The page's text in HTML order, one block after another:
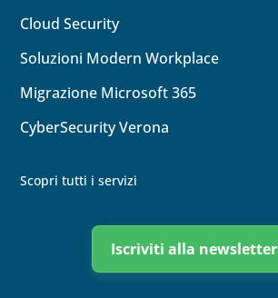
CloudSecurity
Soluzioni Modern Workplace
Migrazione Microsoft 365
CyberSecurity Verona
Scopri tutti i servizi
Iscriviti alla newsletter